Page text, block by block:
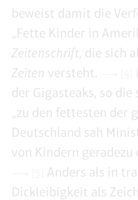
beweist damit die
„Fette Kinder in
Zeitenschrift, die sich
Zeiten versteht.
der Gigasteaks, so
„zu den fettesten der
Deutschland sah
von Kindern
Anders als in
Dickleibigkeit als